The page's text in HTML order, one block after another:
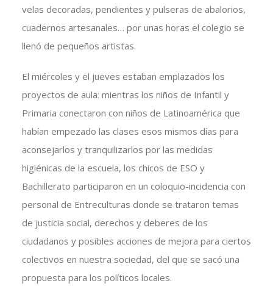
velas decoradas, pendientes y pulseras de abalorios,
cuadernos artesanales… por unas horas el colegio se
llenó de pequeños artistas.
El miércoles y el jueves estaban emplazados los
proyectos de aula: mientras los niños de Infantil y
Primaria conectaron con niños de Latinoamérica que
habían empezado las clases esos mismos días para
aconsejarlos y tranquilizarlos por las medidas
higiénicas de la escuela, los chicos de ESO y
Bachillerato participaron en un coloquio-incidencia con
personal de Entreculturas donde se trataron temas
de justicia social, derechos y deberes de los
ciudadanos y posibles acciones de mejora para ciertos
colectivos en nuestra sociedad, del que se sacó una
propuesta para los políticos locales.